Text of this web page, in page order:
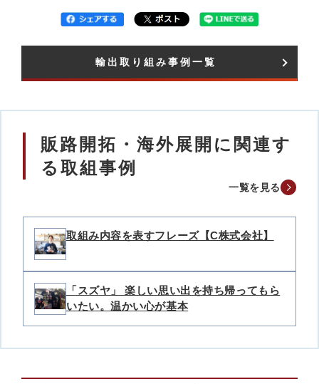
輸出取り組み事例一覧​
販路開拓・海外展開に関連す
る取組事例
一覧を見る
取組み内容を表すフレーズ【C株式会社】
「スズヤ」 楽しい思い出を持ち帰ってもら
いたい。温かい心が基本